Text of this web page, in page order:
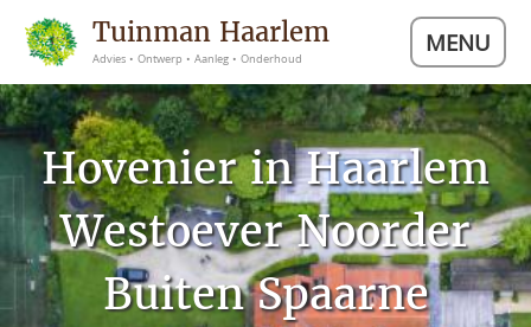
Tuinman Haarlem
Advies • Ontwerp • Aanleg • Onderhoud MENU
Hovenier in Haarlem
Westoever Noorder
Buiten Spaarne